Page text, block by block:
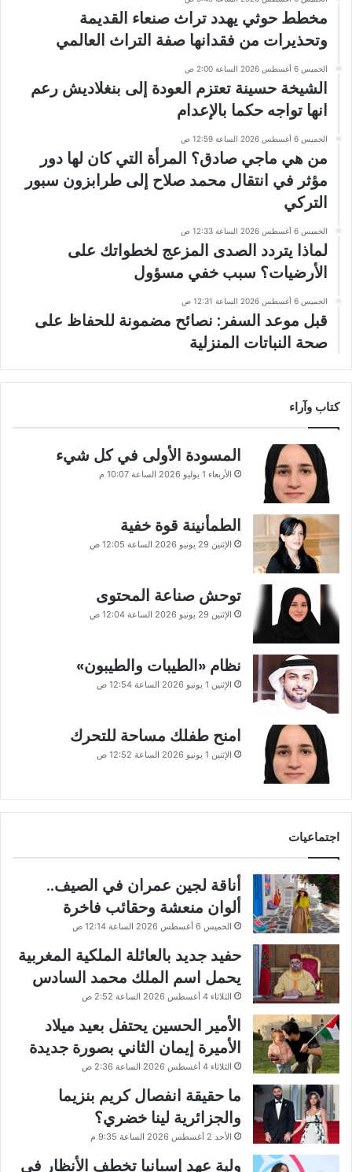
مخطط حوثي يهدد تراث صنعاء القديمة
وتحذيرات من فقدانها صفة التراث العالمي
الخميس 6 أغسطس 2026 الساعة 2:00 ص
الشيخة حسينة تعتزم العودة إلى بنغلاديش رعم
انها تواجه حكما بالإعدام
الخميس 6 أغسطس 2026 الساعة 12:59 ص
من هي ماجي صادق؟ المرأة التي كان لها دور
مؤثر في انتقال محمد صلاح إلى طرابزون سبور
التركي
الخميس 6 أغسطس 2026 الساعة 12:33 ص
لماذا يتردد الصدى المزعج لخطواتك على
الأرضيات؟ سبب خفي مسؤول
الخميس 6 أغسطس 2026 الساعة 12:31 ص
قبل موعد السفر: نصائح مضمونة للحفاظ على
صحة النباتات المنزلية
كتاب وآراء
المسودة الأولى في كل شيء
الأربعاء 1 يوليو 2026 الساعة 10:07 م
الطمأنينة قوة خفية
الإثنين 29 يونيو 2026 الساعة 12:05 ص
توحش صناعة المحتوى
الإثنين 29 يونيو 2026 الساعة 12:04 ص
نظام «الطيبات والطيبون»
الإثنين 1 يونيو 2026 الساعة 12:54 ص
امنح طفلك مساحة للتحرك
الإثنين 1 يونيو 2026 الساعة 12:52 ص
اجتماعيات
أناقة لجين عمران في الصيف..
ألوان منعشة وحقائب فاخرة
الخميس 6 أغسطس 2026 الساعة 12:14 ص
حفيد جديد بالعائلة الملكية المغربية
يحمل اسم الملك محمد السادس
الثلاثاء 4 أغسطس 2026 الساعة 2:52 ص
الأمير الحسين يحتفل بعيد ميلاد
الأميرة إيمان الثاني بصورة جديدة
الثلاثاء 4 أغسطس 2026 الساعة 2:36 ص
ما حقيقة انفصال كريم بنزيما
والجزائرية لينا خضري؟
الأحد 2 أغسطس 2026 الساعة 9:35 م
ولية عهد إسبانيا تخطف الأنظار في